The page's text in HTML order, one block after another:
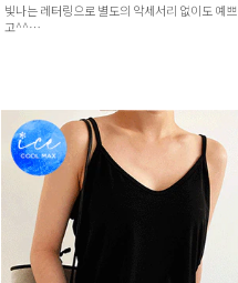
빛나는 레터링으로 별도의 악세서리 없이도 예쁘
고^^